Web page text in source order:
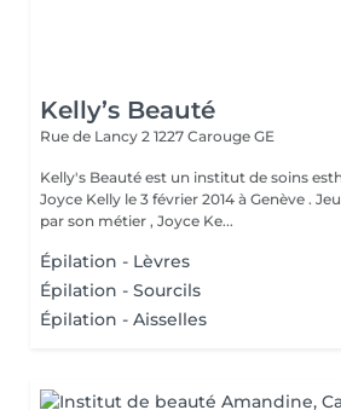
Kelly’s Beauté
Rue de Lancy 2 1227 Carouge GE
Kelly's Beauté est un institut de soins
Joyce Kelly le 3 février 2014 à Genève .
par son métier , Joyce Ke...
Épilation - Lèvres
Épilation - Sourcils
Épilation - Aisselles